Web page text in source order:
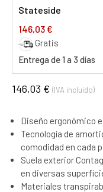
Stateside
146,03 €
Gratis
Entrega de 1 a 3 días
146,03 € (IVA incluido)
Diseño ergonómico
Tecnología de
comodidad en cada
Suela exterior
en diversas
Materiales